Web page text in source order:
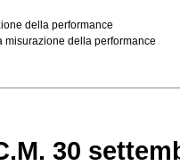
della performance
misurazione della performance
30